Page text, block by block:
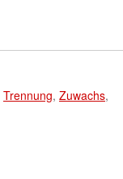
Trennung, Zuwachs,